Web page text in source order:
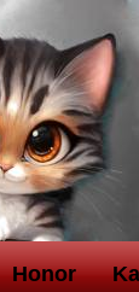
Honor K